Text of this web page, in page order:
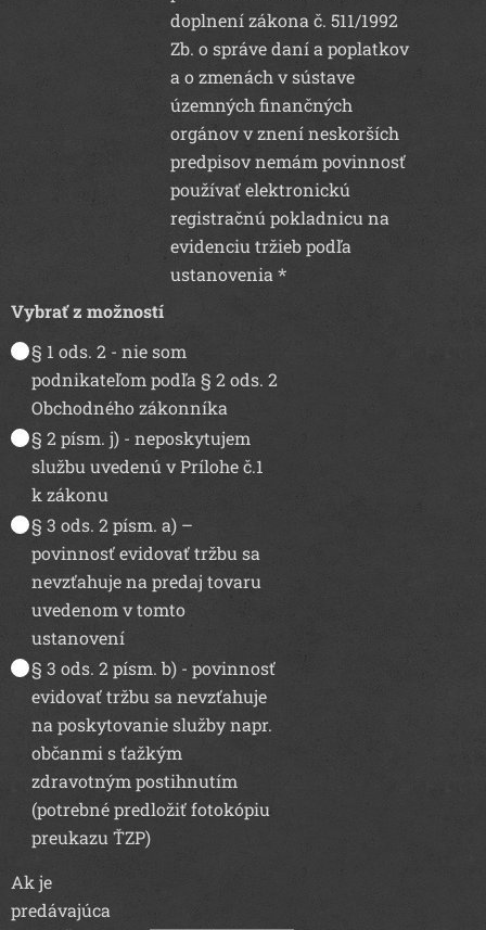
doplnení zákona č. 511/1992
Zb. o správe daní a poplatkov
a o zmenách v sústave
územných finančných
orgánov v znení neskorších
predpisov nemám povinnosť
používať elektronickú
registračnú pokladnicu na
evidenciu tržieb podľa
ustanovenia
Vybrať z možností
§ 1 ods. 2 - nie som
podnikateľom podľa § 2 ods. 2
Obchodného zákonníka
§ 2 písm. j) - neposkytujem
službu uvedenú v Prílohe č.1
k zákonu
§ 3 ods. 2 písm. a) –
povinnosť evidovať tržbu sa
nevzťahuje na predaj tovaru
uvedenom v tomto
ustanovení
§ 3 ods. 2 písm. b) - povinnosť
evidovať tržbu sa nevzťahuje
na poskytovanie služby napr.
občanmi s ťažkým
zdravotným postihnutím
(potrebné predložiť fotokópiu
preukazu ŤZP)
Ak je
predávajúca